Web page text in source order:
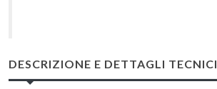
DESCRIZIONE E DETTAGLI TECNICI